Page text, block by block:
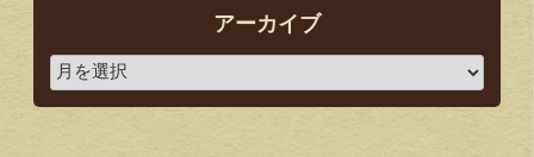
アーカイブ